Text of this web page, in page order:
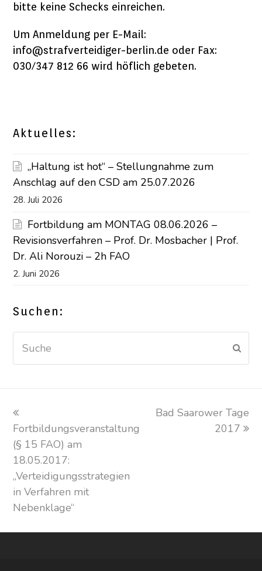
bitte keine Schecks einreichen.
Um Anmeldung per E-Mail:
info@strafverteidiger-berlin.de oder Fax:
030/347 812 66 wird höflich gebeten.
Aktuelles:
„Haltung ist hot“ – Stellungnahme zum
Anschlag auf den CSD am 25.07.2026
28. Juli 2026
Fortbildung am MONTAG 08.06.2026 –
Revisionsverfahren – Prof. Dr. Mosbacher | Prof.
Dr. Ali Norouzi – 2h FAO
2. Juni 2026
Suchen:
Beitrag:
Fortbildungsveranstaltung
(§ 15 FAO) am
18.05.2017:
„Verteidigungsstrategien
in Verfahren mit
Nebenklage“
Nächster
Bad Saarower Tage
2017